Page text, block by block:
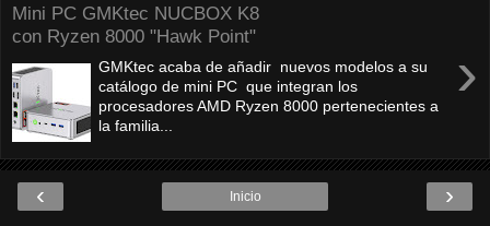
Mini PC GMKtec NUCBOX K8
con Ryzen 8000 "Hawk Point"
›
GMKtec acaba de añadir nuevos modelos a su
catálogo de mini PC que integran los
procesadores AMD Ryzen 8000 pertenecientes a
la familia...
‹ ›
Inicio